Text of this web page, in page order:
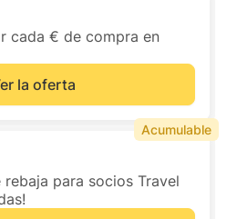
cada € de compra en
la oferta
para socios Travel
Acumulable